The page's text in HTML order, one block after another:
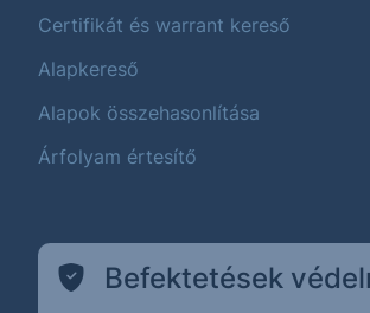
Certifikát és warrant kereső
Alapkereső
Alapok összehasonlítása
Árfolyam értesítő
Befektetések